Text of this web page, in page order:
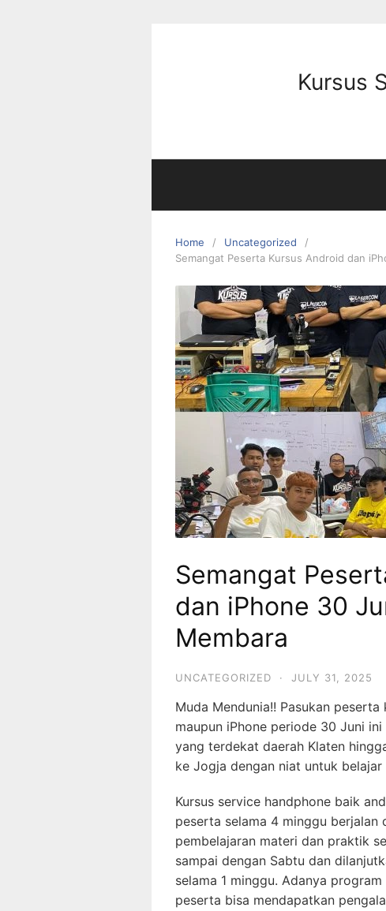
Kursus
Home
Uncategorized
Semangat Peserta Kursus Android dan
Semangat
dan iPhone 30
Membara
UNCATEGORIZED · JULY 31, 2025
Muda Mendunia!! Pasukan
maupun iPhone periode 30 Juni
yang terdekat daerah Klaten
ke Jogja dengan niat untuk
Kursus service handphone baik
peserta selama 4 minggu berjalan
pembelajaran materi dan praktik
sampai dengan Sabtu dan
selama 1 minggu. Adanya
peserta bisa mendapatkan